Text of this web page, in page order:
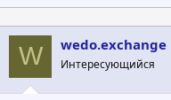
W wedo.exchange
Интересующийся